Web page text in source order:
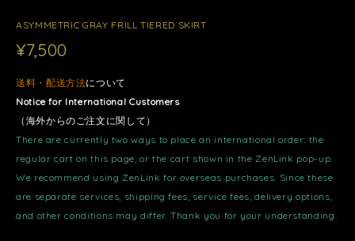
ASYMMETRIC GRAY FRILL TIERED SKIRT
¥7,500
送料・配送方法について
Notice for International Customers
（海外からのご注文に関して）
There are currently two ways to place an international order: the
regular cart on this page, or the cart shown in the ZenLink pop-up.
We recommend using ZenLink for overseas purchases. Since these
are separate services, shipping fees, service fees, delivery options,
and other conditions may differ. Thank you for your understanding.